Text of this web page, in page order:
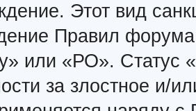
Этот вид
Правил
или «РО». Статус
за злостное и/